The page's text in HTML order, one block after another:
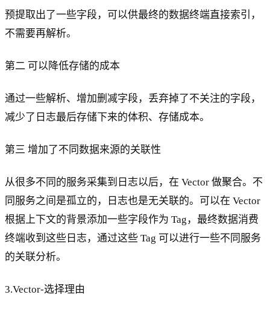
预提取出了一些字段，可以供最终的数据终端直接索引，
不需要再解析。
第二 可以降低存储的成本
通过一些解析、增加删减字段，丢弃掉了不关注的字段，
减少了日志最后存储下来的体积、存储成本。
第三 增加了不同数据来源的关联性
从很多不同的服务采集到日志以后，在 Vector 做聚合。不
同服务之间是孤立的，日志也是无关联的。可以在 Vector
根据上下文的背景添加一些字段作为 Tag，最终数据消费
终端收到这些日志，通过这些 Tag 可以进行一些不同服务
的关联分析。
3.Vector-选择理由